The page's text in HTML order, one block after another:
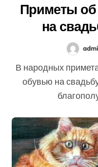
Приметы
на
В народных приметах, связанных с одеждой и
обувью на